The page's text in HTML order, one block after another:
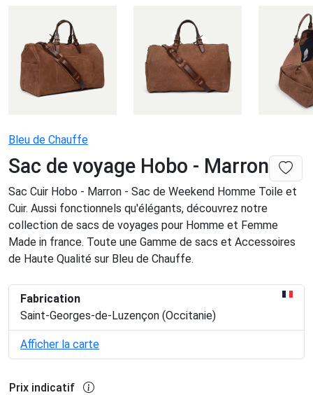
Bleu de Chauffe
Sac de voyage Hobo - Marron
Sac Cuir Hobo - Marron - Sac de Weekend Homme Toile et
Cuir. Aussi fonctionnels qu'élégants, découvrez notre
collection de sacs de voyages pour Homme et Femme
Made in france. Toute une Gamme de sacs et Accessoires
de Haute Qualité sur Bleu de Chauffe.
Fabrication
Saint-Georges-de-Luzençon (Occitanie)
Afficher la carte
Prix indicatif